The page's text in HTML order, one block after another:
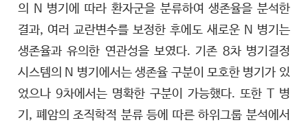
의 N 병기에 따라 환자군을 분류하여 생존율을 분석한
결과, 여러 교란변수를 보정한 후에도 새로운 N 병기는
생존율과 유의한 연관성을 보였다. 기존 8차 병기결정
시스템의 N 병기에서는 생존율 구분이 모호한 병기가 있
었으나 9차에서는 명확한 구분이 가능했다. 또한 T 병
기, 폐암의 조직학적 분류 등에 따른 하위그룹 분석에서